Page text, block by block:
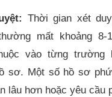
Thời gian xét
mất khoảng 8-
vào từng trường
sơ. Một số hồ sơ
lâu hơn hoặc yêu cầu